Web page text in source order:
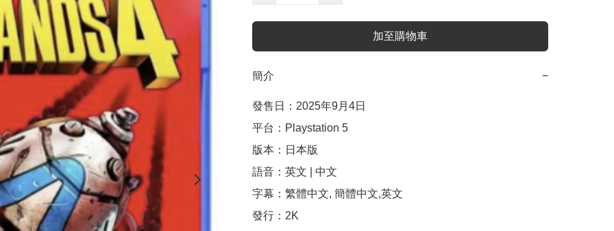
加至購物車
簡介 −
發售日：2025年9月4日
平台：Playstation 5
版本：日本版
語音：英文 | 中文
字幕：繁體中文, 簡體中文,英文
發行：2K